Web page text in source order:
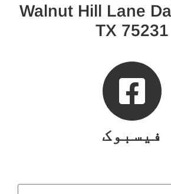
8448 Walnut Hill Lane
TX 75231
فیسبوک